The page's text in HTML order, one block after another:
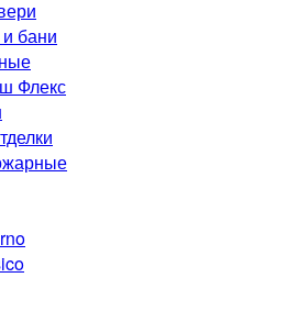
бани
Флекс